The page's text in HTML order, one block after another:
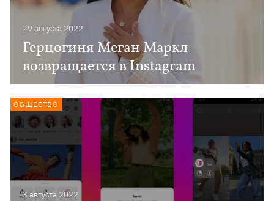
29 августа 2022
Герцогиня Меган Маркл
возвращается в Instagram
3 августа 2022
ОБЩЕСТВО